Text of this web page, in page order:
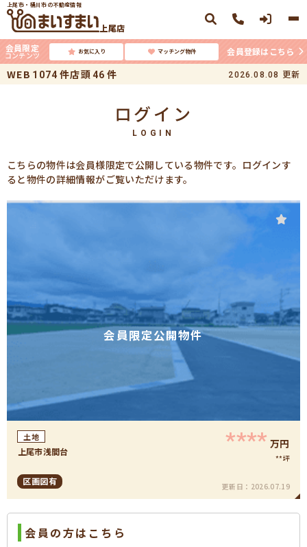
上尾市・桶川市の不動産情報
上尾店
会員限定
コンテンツ お気に入り マッチング物件 会員登録はこちら
WEB 1074 件店頭46 件 2026.08.08 更新
ログイン
LOGIN
こちらの物件は会員様限定で公開している物件です。ログインす
ると物件の詳細情報がご覧いただけます。
会員限定公開物件
土地
上尾市浅間台 **** 万円
**坪
区画図有 更新日： 2026.07.19
会員の方はこちら